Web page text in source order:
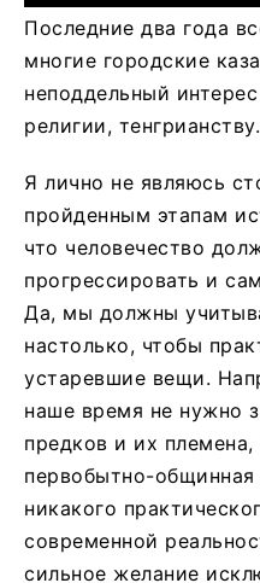
Последние два года
многие городские
неподдельный
религии, тенгрианству.
Я лично не являюсь
пройденным этапам
что человечество
прогрессировать и
Да, мы должны
настолько, чтобы
устаревшие вещи.
наше время не нужно
предков и их племена,
первобытно-
никакого
современной
сильное желание